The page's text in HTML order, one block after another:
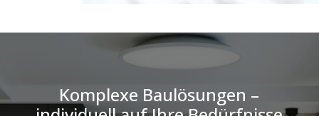
Komplexe Baulösungen –